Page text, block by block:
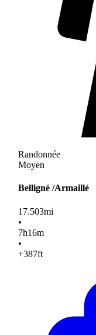
Randonnée
Moyen
Belligné /Armaillé
17.503mi
•
7h16m
•
+387ft